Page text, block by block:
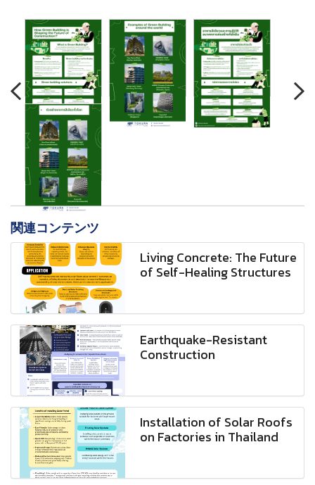
関連コンテンツ
Living Concrete: The Future
of Self-Healing Structures
Earthquake-Resistant
Construction
Installation of Solar Roofs
on Factories in Thailand